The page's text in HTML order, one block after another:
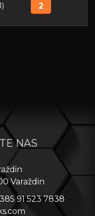
2
NAS
Varaždin
91 523 7838